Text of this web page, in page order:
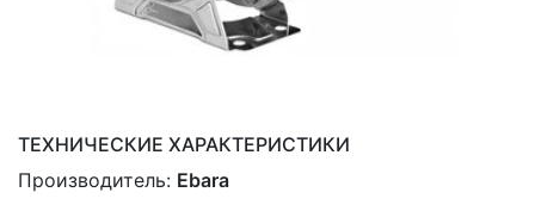
ТЕХНИЧЕСКИЕ ХАРАКТЕРИСТИКИ
Производитель: Ebara